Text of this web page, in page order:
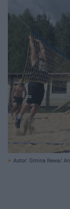
Autor: Gmina Iława/